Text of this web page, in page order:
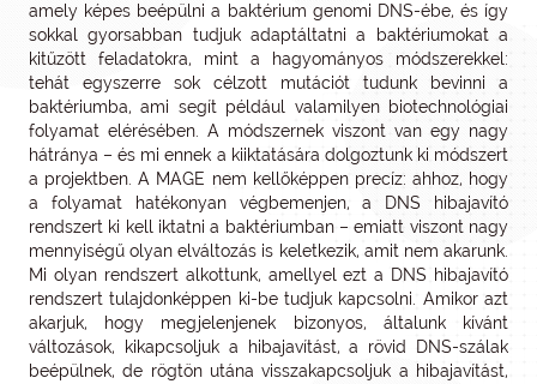
amely képes beépülni a baktérium genomi DNS-ébe, és így
sokkal gyorsabban tudjuk adaptáltatni a baktériumokat a
kitűzött feladatokra, mint a hagyományos módszerekkel:
tehát egyszerre sok célzott mutációt tudunk bevinni a
baktériumba, ami segít például valamilyen biotechnológiai
folyamat elérésében. A módszernek viszont van egy nagy
hátránya – és mi ennek a kiiktatására dolgoztunk ki módszert
a projektben. A MAGE nem kellőképpen precíz: ahhoz, hogy
a folyamat hatékonyan végbemenjen, a DNS hibajavító
rendszert ki kell iktatni a baktériumban – emiatt viszont nagy
mennyiségű olyan elváltozás is keletkezik, amit nem akarunk.
Mi olyan rendszert alkottunk, amellyel ezt a DNS hibajavító
rendszert tulajdonképpen ki-be tudjuk kapcsolni. Amikor azt
akarjuk, hogy megjelenjenek bizonyos, általunk kívánt
változások, kikapcsoljuk a hibajavítást, a rövid DNS-szálak
beépülnek, de rögtön utána visszakapcsoljuk a hibajavítást,